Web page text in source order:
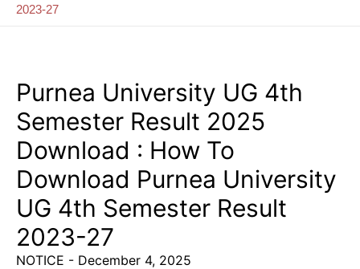
2023-27
Purnea University UG 4th
Semester Result 2025
Download : How To
Download Purnea University
UG 4th Semester Result
2023-27
NOTICE - December 4, 2025